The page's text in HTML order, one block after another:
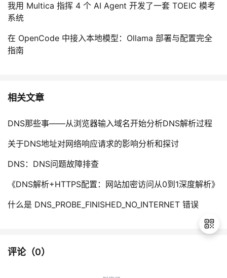
我用 Multica 指挥 4 个 AI Agent 开发了一套 TOEIC 模考
系统
在 OpenCode 中接入本地模型：Ollama 部署与配置完全
指南
相关文章
DNS那些事——从浏览器输入域名开始分析DNS解析过程
关于DNS地址对网络响应请求的影响分析和探讨
DNS：DNS问题故障排查
《DNS解析+HTTPS配置：网站加密访问从0到1深度解析》
什么是 DNS_PROBE_FINISHED_NO_INTERNET 错误
评论（0）